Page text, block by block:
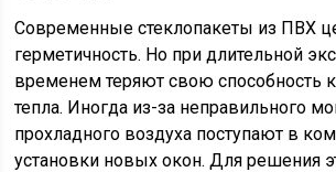
Современные стеклопакеты из ПВХ
герметичность. Но при длительной
временем теряют свою способность
тепла. Иногда из-за неправильного
прохладного воздуха поступают в
установки новых окон. Для решения